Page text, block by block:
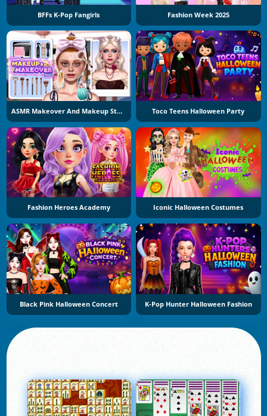
BFFs K-Pop Fangirls Fashion Week 2025
ASMR Makeover And Makeup Studio Toco Teens Halloween Party
Fashion Heroes Academy Iconic Halloween Costumes
Black Pink Halloween Concert K-Pop Hunter Halloween Fashion